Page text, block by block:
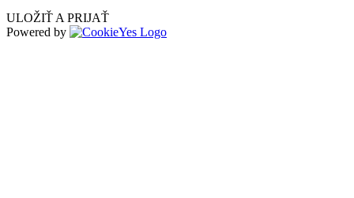
ULOŽIŤ A PRIJAŤ
Powered by